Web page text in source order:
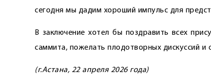
сегодня мы дадим хороший импульс для
В заключение хотел бы поздравить всех
саммита, пожелать плодотворных дискуссий и
(г.Астана, 22 апреля 2026 года)